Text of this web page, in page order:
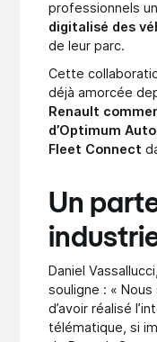
professionnels un
digitalisé des
de leur parc.
Cette
déjà amorcée
Renault
d’Optimum
Fleet Connect
Un
Daniel
souligne : «
d’avoir réalisé
télématique, si